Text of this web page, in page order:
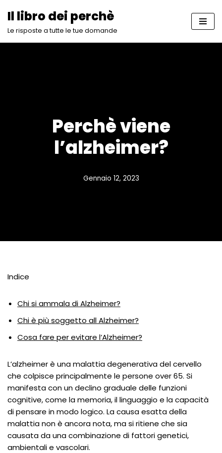
Vai
Il libro dei perchè
Le risposte a tutte le tue domande
Perchè viene
l’alzheimer?
Gennaio 12, 2023
Indice
Chi si ammala di Alzheimer?
Chi è più soggetto all Alzheimer?
Cosa fare per evitare l’Alzheimer?
L’alzheimer è una malattia degenerativa del cervello
che colpisce principalmente le persone over 65. Si
manifesta con un declino graduale delle funzioni
cognitive, come la memoria, il linguaggio e la capacità
di pensare in modo logico. La causa esatta della
malattia non è ancora nota, ma si ritiene che sia
causata da una combinazione di fattori genetici,
ambientali e vascolari.